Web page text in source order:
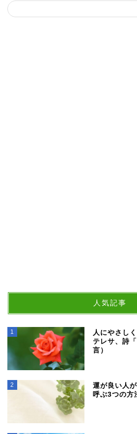
人気記事
1
人にやさし
テレサ、詩
言）
2
運が良い人
呼ぶ3つの方